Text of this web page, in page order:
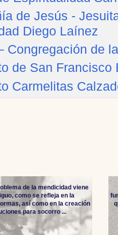
de Jesús -
Diego Laínez
Congregación de
de San
Carmelitas
de la mendicidad viene
como se refleja en la
así como en la creación
para socorro ...